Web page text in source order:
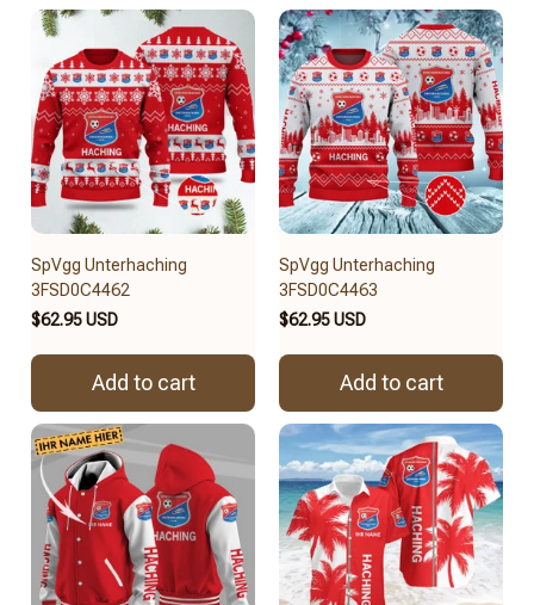
SpVgg Unterhaching
3FSD0C4462
$62.95 USD
Add to cart
SpVgg Unterhaching
3FSD0C4463
$62.95 USD
Add to cart